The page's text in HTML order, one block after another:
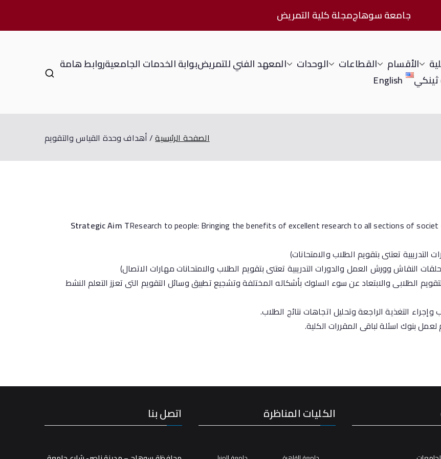
جامعة سوهاجمجلة كلية التمريض
الأقسام القطاعات الوحدات المعهد الفني للتمريضبوابة الخدمات الجامعيةروابط هامة
English
الصفحة الرئيسية أهداف وحدة القياس والتقويم
Strategic Aim TResearch to people: Bringing the benefits of excellent research to all sections of societ
تعتنى بتقويم الطلاب والامتحانات)
النقاش وورش العمل والدورات التدريبية تعتنى بتقويم الطلاب والامتحانات مهارات الاتصال)
الطلابى والابتعاد عن سوء السلوك بأشكاله المختلفة وتشجيع تطبيق وسائل التقويم التى تعزز التعلم النشط
التغذية الراجعة وتحليل اتجاهات نتائج الطلاب.
بنوك اسئلة لباقى المقررات الكلية.
الكليات المناظرة اتصل بنا